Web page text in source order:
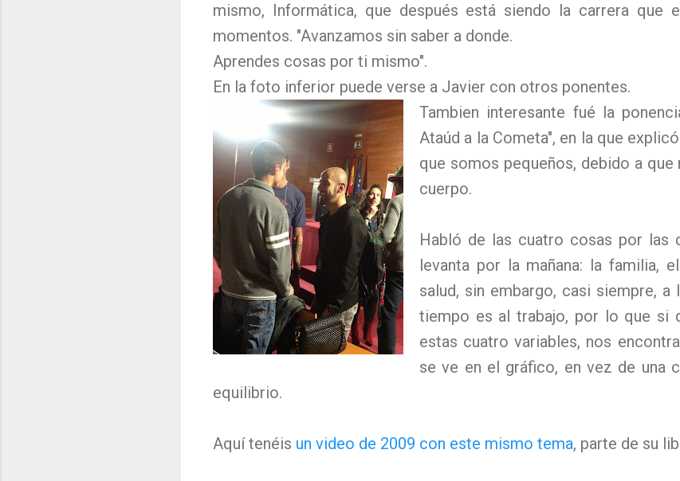
mismo, Informática, que después está siendo la carrera que
momentos. "Avanzamos sin saber a donde.
Aprendes cosas por ti mismo".
En la foto inferior puede verse a Javier con otros ponentes.
Tambien interesante fué la
Ataúd a la Cometa", en la que
que somos pequeños, debido a
cuerpo.
Habló de las cuatro cosas por las
levanta por la mañana: la familia,
salud, sin embargo, casi siempre,
tiempo es al trabajo, por lo que si
estas cuatro variables, nos
se ve en el gráfico, en vez de una
equilibrio.
Aquí tenéis un video de 2009 con este mismo tema, parte de su